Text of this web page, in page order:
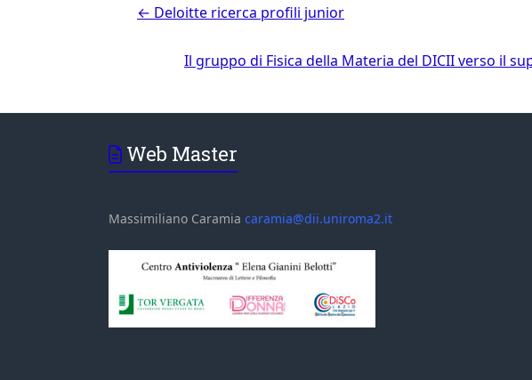
← Deloitte ricerca profili junior
Il gruppo di Fisica della Materia del DICII verso il
Web Master
Massimiliano Caramia caramia@dii.uniroma2.it